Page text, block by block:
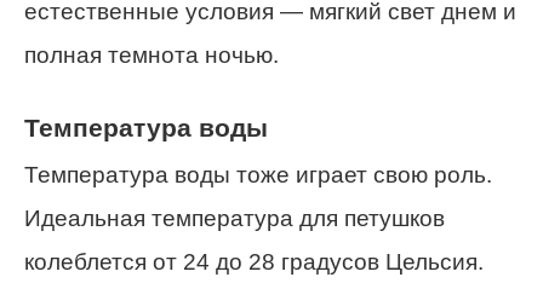
естественные условия — мягкий свет днем и
полная темнота ночью.
Температура воды
Температура воды тоже играет свою роль.
Идеальная температура для петушков
колеблется от 24 до 28 градусов Цельсия.